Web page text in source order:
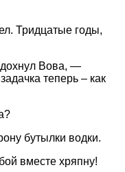
Тридцатые годы,
Вова, —
теперь – как
бутылки водки.
вместе хряпну!